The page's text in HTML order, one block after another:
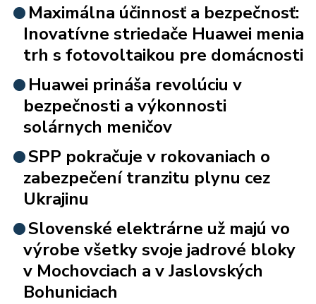
Maximálna účinnosť a bezpečnosť:
Inovatívne striedače Huawei menia
trh s fotovoltaikou pre domácnosti
Huawei prináša revolúciu v
bezpečnosti a výkonnosti
solárnych meničov
SPP pokračuje v rokovaniach o
zabezpečení tranzitu plynu cez
Ukrajinu
Slovenské elektrárne už majú vo
výrobe všetky svoje jadrové bloky
v Mochovciach a v Jaslovských
Bohuniciach